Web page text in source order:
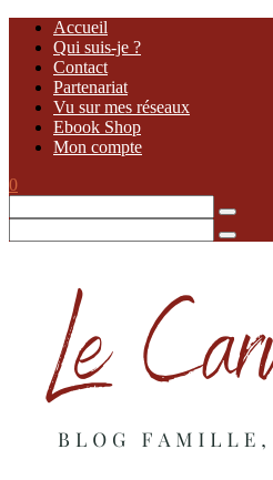
Accueil
Qui suis-je ?
Contact
Partenariat
Vu sur mes réseaux
Ebook Shop
Mon compte
0